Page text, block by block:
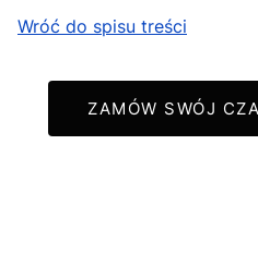
Wróć do spisu treści
ZAMÓW SWÓJ